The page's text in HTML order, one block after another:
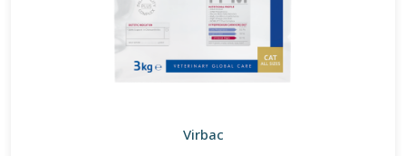
Virbac